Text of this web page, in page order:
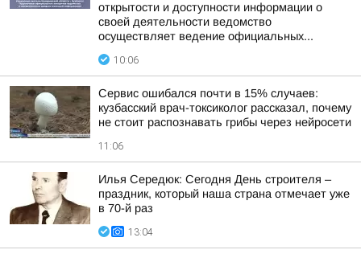
открытости и доступности информации о
своей деятельности ведомство
осуществляет ведение официальных...
10:06
Сервис ошибался почти в 15% случаев:
кузбасский врач-токсиколог рассказал, почему
не стоит распознавать грибы через нейросети
11:06
Илья Середюк: Сегодня День строителя –
праздник, который наша страна отмечает уже
в 70-й раз
13:04